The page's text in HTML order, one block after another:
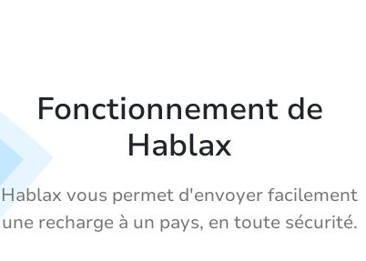
Fonctionnement de
Hablax
Hablax vous permet d'envoyer facilement
une recharge à un pays, en toute sécurité.